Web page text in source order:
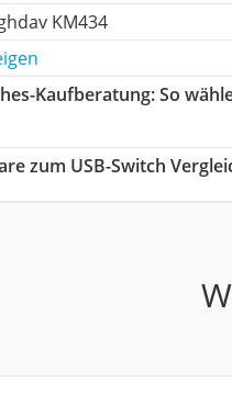
KM434
Kaufberatung: So
zum USB-Switch